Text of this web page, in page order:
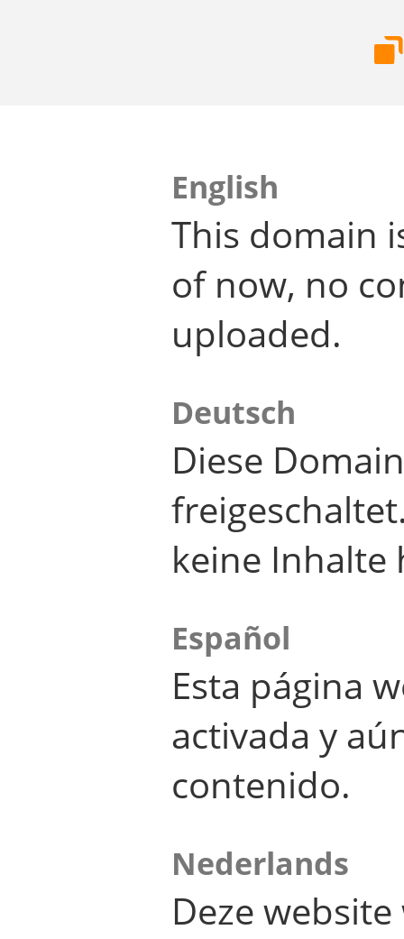
English
This domain
of now, no
uploaded.
Deutsch
Diese
keine Inhalte
Español
Esta página
activada y
contenido.
Nederlands
Deze